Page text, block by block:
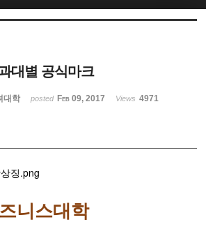
대별 공식마크
대학 posted Feb 09, 2017 Views 4971
니스대학
스케치북5
스케치북5